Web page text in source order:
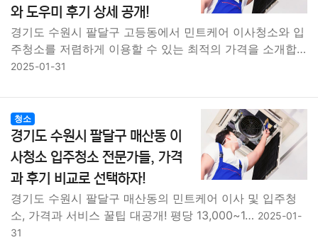
와 도우미 후기 상세 공개!
경기도 수원시 팔달구 고등동에서 민트케어 이사청소와 입
주청소를 저렴하게 이용할 수 있는 최적의 가격을 소개합…
2025-01-31
청소
경기도 수원시 팔달구 매산동 이
사청소 입주청소 전문가들, 가격
과 후기 비교로 선택하자!
경기도 수원시 팔달구 매산동의 민트케어 이사 및 입주청
소, 가격과 서비스 꿀팁 대공개! 평당 13,000~1… 2025-01-
31